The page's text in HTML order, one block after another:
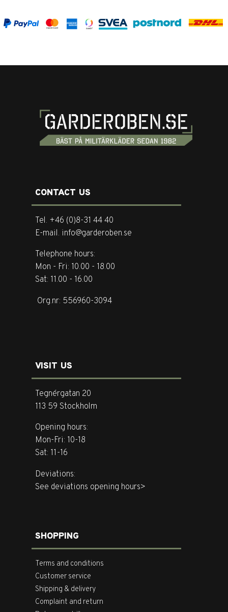
CONTACT US
Tel. +46 (0)8-31 44 40
E-mail. info@garderoben.se
Telephone hours:
Mon - Fri: 10.00 - 18.00
Sat: 11.00 - 16.00
Org.nr: 556960-3094
VISIT US
Tegnérgatan 20
113 59 Stockholm
Opening hours:
Mon-Fri: 10-18
Sat: 11-16
Deviations:
See deviations opening hours>
SHOPPING
Terms and conditions
Customer service
Shipping & delivery
Complaint and return